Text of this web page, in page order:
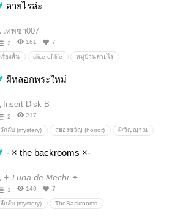
ลายไรล่ะ
เทพซ่า007
2 161 7
เรื่องสั้น slice of life หมู่บ้านลายไร
รุ่นใหญ่ใจต้องนิ่ง เก
ผีหลอกพระใหม่
Insert Disk B
2 217
ลึกลับ (mystery) สยองขวัญ (horror) ผี/วิญญาณ
- × the backrooms ×-
✦ 𝘓𝘶𝘯𝘢 𝘥𝘦 𝘔𝘦𝘤𝘩𝘪 ✦
1 140 7
ลึกลับ (mystery) TheBackrooms